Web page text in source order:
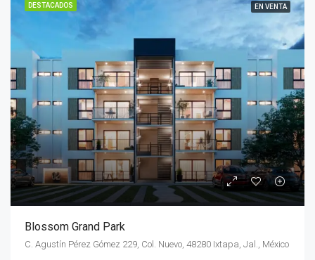
DESTACADOS EN VENTA
Blossom Grand Park
C. Agustín Pérez Gómez 229, Col. Nuevo, 48280 Ixtapa, Jal., México